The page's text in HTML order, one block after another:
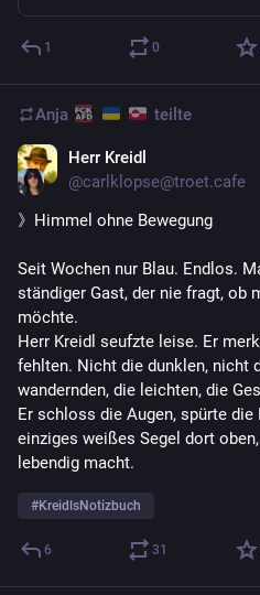
1 0
Anja teilte
Herr Kreidl
@carlklopse@troet.cafe
》Himmel ohne Bewegung
Seit Wochen nur Blau. Endlos.
ständiger Gast, der nie fragt, ob
möchte.
Herr Kreidl seufzte leise. Er
fehlten. Nicht die dunklen, nicht
wandernden, die leichten, die
Er schloss die Augen, spürte die
einziges weißes Segel dort
lebendig macht.
#KreidlsNotizbuch
6 31